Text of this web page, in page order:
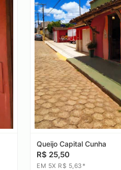
Queijo Capital Cunha
R$ 25,50
EM 5X R$ 5,63*